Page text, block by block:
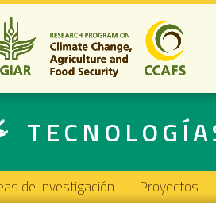
navigation
de Investigación Proyectos